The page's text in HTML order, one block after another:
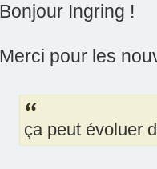
Bonjour Ingring !
Merci pour les
ça peut évoluer